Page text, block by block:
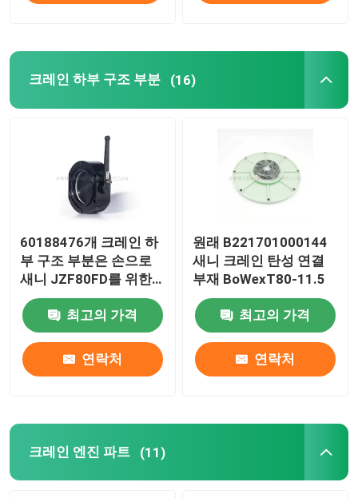
크레인 하부 구조 부분 (16)
60188476개 크레인 하
부 구조 부분은 손으로
새니 JZF80FD를 위한
리버싱 밸브를 바꿉니다
최고의 가격
연락처
원래 B221701000144
새니 크레인 탄성 연결
부재 BoWexT80-11.5
최고의 가격
연락처
크레인 엔진 파트 (11)